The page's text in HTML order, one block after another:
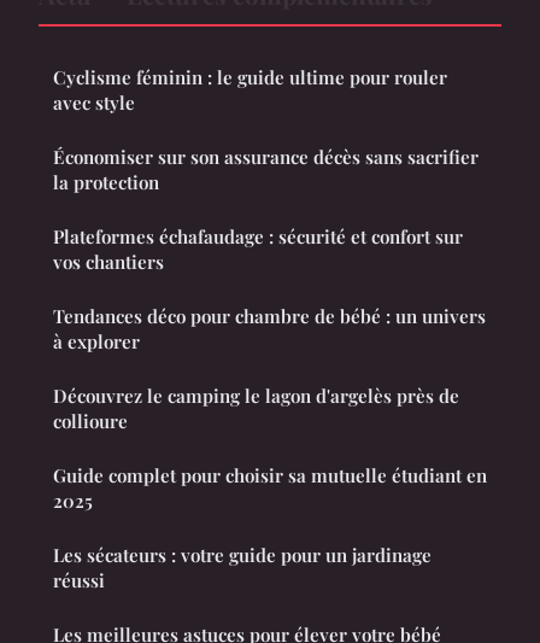
Cyclisme féminin : le guide ultime pour rouler
avec style
Économiser sur son assurance décès sans sacrifier
la protection
Plateformes échafaudage : sécurité et confort sur
vos chantiers
Tendances déco pour chambre de bébé : un univers
à explorer
Découvrez le camping le lagon d'argelès près de
collioure
Guide complet pour choisir sa mutuelle étudiant en
2025
Les sécateurs : votre guide pour un jardinage
réussi
Les meilleures astuces pour élever votre bébé